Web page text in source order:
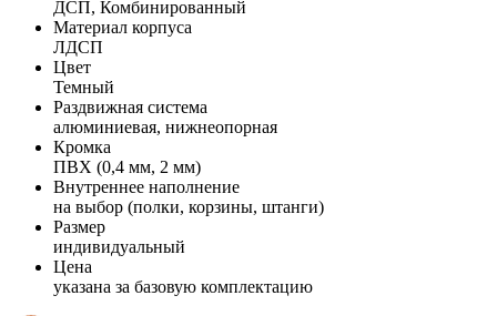
ДСП, Комбинированный
Материал корпуса
ЛДСП
Цвет
Темный
Раздвижная система
алюминиевая, нижнеопорная
Кромка
ПВХ (0,4 мм, 2 мм)
Внутреннее наполнение
на выбор (полки, корзины, штанги)
Размер
индивидуальный
Цена
указана за базовую комплектацию